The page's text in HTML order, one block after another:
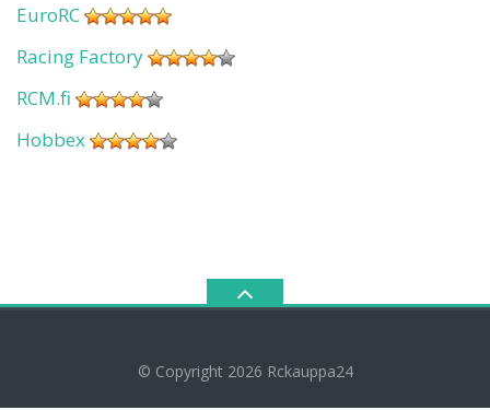
EuroRC
Racing Factory
RCM.fi
Hobbex
© Copyright 2026 Rckauppa24